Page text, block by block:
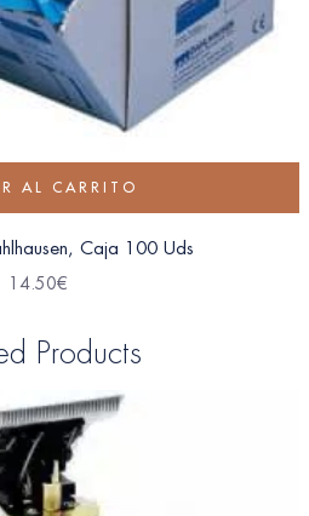
AL CARRITO
Caja 100 Uds
14.50€
Products